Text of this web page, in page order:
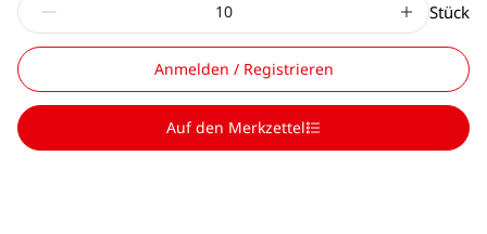
Stück
Anmelden / Registrieren
Auf den Merkzettel